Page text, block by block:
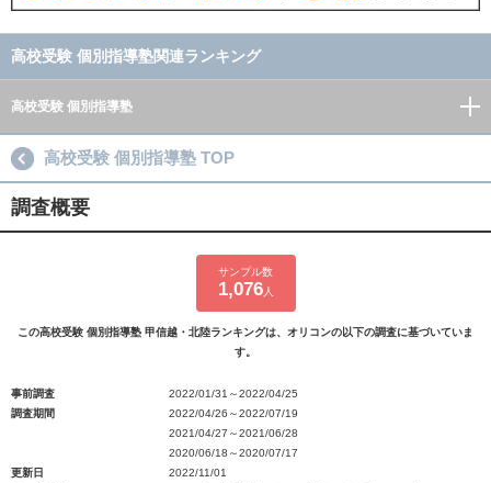
高校受験 個別指導塾関連ランキング
高校受験 個別指導塾
高校受験 個別指導塾 TOP
調査概要
サンプル数
1,076人
この高校受験 個別指導塾 甲信越・北陸ランキングは、オリコンの以下の調査に基づいていま
す。
事前調査
2022/01/31～2022/04/25
調査期間
2022/04/26～2022/07/19
2021/04/27～2021/06/28
2020/06/18～2020/07/17
更新日
2022/11/01